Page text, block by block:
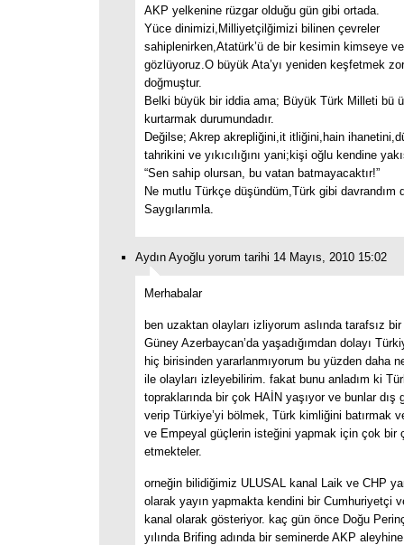
AKP yelkenine rüzgar olduğu gün gibi ortada.
Yüce dinimizi,Milliyetçilğimizi bilinen çevreler
sahiplenirken,Atatürk’ü de bir kesimin kimseye
gözlüyoruz.O büyük Ata’yı yeniden keşfetmek
doğmuştur.
Belki büyük bir iddia ama; Büyük Türk Milleti bü
kurtarmak durumundadır.
Değilse; Akrep akrepliğini,it itliğini,hain
tahrikini ve yıkıcılığını yani;kişi oğlu kendine
“Sen sahip olursan, bu vatan batmayacaktır!”
Ne mutlu Türkçe düşündüm,Türk gibi davrandım
Saygılarımla.
Aydın Ayoğlu yorum tarihi 14 Mayıs, 2010 15:02
Merhabalar
ben uzaktan olayları izliyorum aslında tarafsız
Güney Azerbaycan’da yaşadığımdan dolayı
hiç birisinden yararlanmıyorum bu yüzden daha
ile olayları izleyebilirim. fakat bunu anladım ki
topraklarında bir çok HAİN yaşıyor ve bunlar dış
verip Türkiye’yi bölmek, Türk kimliğini batırmak
ve Empeyal güçlerin isteğini yapmak için çok bir
etmekteler.
orneğin bilidiğimiz ULUSAL kanal Laik ve CHP
olarak yayın yapmakta kendini bir Cumhuriyetçi
kanal olarak gösteriyor. kaç gün önce Doğu
yılında Brifing adında bir seminerde AKP